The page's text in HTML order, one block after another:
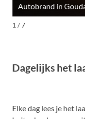
Autobrand in
1 / 7
Dagelijks het
Elke dag lees je het